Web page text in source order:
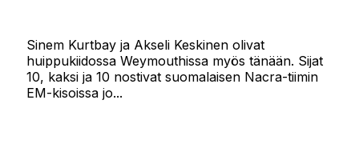
Sinem Kurtbay ja Akseli Keskinen olivat
huippukiidossa Weymouthissa myös tänään. Sijat
10, kaksi ja 10 nostivat suomalaisen Nacra-tiimin
EM-kisoissa jo...